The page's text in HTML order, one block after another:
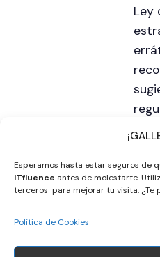
Esperamos hasta estar seguros de
ITfluence antes de molestarte.
terceros para mejorar tu visita. ¿Te
Política de Cookies
Ley